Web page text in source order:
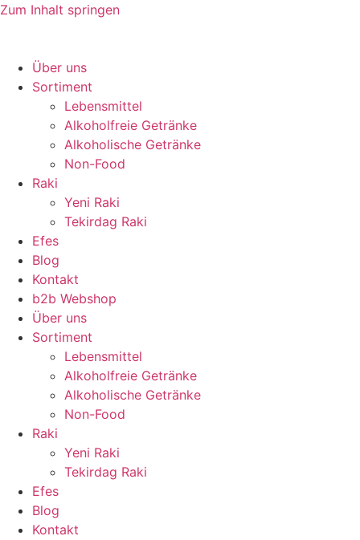
Zum Inhalt springen
Über uns
Sortiment
Lebensmittel
Alkoholfreie Getränke
Alkoholische Getränke
Non-Food
Raki
Yeni Raki
Tekirdag Raki
Efes
Blog
Kontakt
b2b Webshop
Über uns
Sortiment
Lebensmittel
Alkoholfreie Getränke
Alkoholische Getränke
Non-Food
Raki
Yeni Raki
Tekirdag Raki
Efes
Blog
Kontakt